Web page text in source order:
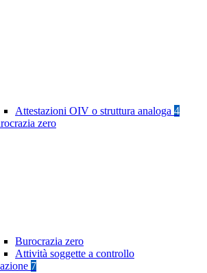
Attestazioni OIV o struttura analoga 4
zero
Burocrazia zero
Attività soggette a controllo
7